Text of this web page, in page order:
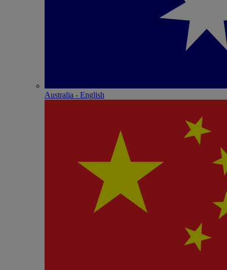
Australia - English